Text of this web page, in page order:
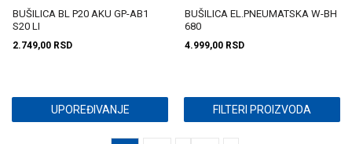
BUŠILICA BL P20 AKU GP-AB1
S20 LI
2.749,00 RSD
BUŠILICA EL.PNEUMATSKA W-BH
680
4.999,00 RSD
UPOREĐIVANJE FILTERI PROIZVODA